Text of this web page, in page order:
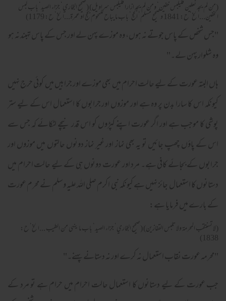
(من لم يجد نعلين فليلبس خفين‘ ومن لم يجد ازارا فليلبس سراويل) (صحيح البخاري‘ جزاء الصيد‘ باب لبس
الخفين...الخ‘ ح: 1841 وصحيح مسلم‘ الحج‘ باب ما يباح للمحوم بحج او عمرة...الخ‘ ح: 1179)
"جس شخص کے پاس جوتے نہ ہوں، وہ موزے پہن لے اور جس کے پاس تہبند نہ ہو
وہ شلوار پہن لے۔"
ہاں البتہ عورت کے لیے حالت احرام میں بھی موزے اور جرابیں میں کوئی حرج نہیں
کیونکہ اس کا سارا بدن پر وہ ہے اور موزوں اور جرابوں کا استعمال اس کے لیے ستر
پوشی کا موجب ہے اور اگر عورت اپنے کپڑوں کو اس قدر نیچے لٹکائے کہ جس سے
اس کے پاؤں چھپ جائیں تو یہ بھی نماز اور غیر نماز دونوں حالتوں میں موزوں اور
جرابوں کے بجائے کافی ہے۔ مرد اور عورت دونوں ہی کے لیے حالت احرام میں
دستانوں کا استعمال جائز نہیں ہے کیونکہ نبی اکرم صلی اللہ علیہ وسلم نے محرم عورت
کے بارے میں فرمایا ہے:
(لا تسنتقب المحرمة ولا تلبس القفازين) (صحيح البخاري‘ جزاء الصيد‘ باب ما ينهي من الطيب ...الخ‘ ح:
1838)
"محرمہ عورت نقاب استعمال نہ کرے اور نہ دستانے پہنے۔"
جب عورت کے لیے دستانوں کا استعمال حالت احرام میں حرام ہے تو مرد کے